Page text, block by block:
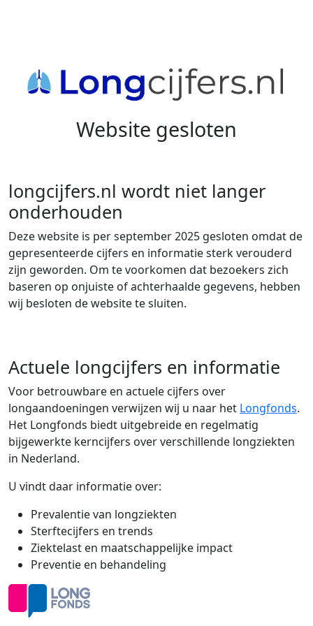
Website gesloten
longcijfers.nl wordt niet langer
onderhouden
Deze website is per september 2025 gesloten omdat de
gepresenteerde cijfers en informatie sterk verouderd
zijn geworden. Om te voorkomen dat bezoekers zich
baseren op onjuiste of achterhaalde gegevens, hebben
wij besloten de website te sluiten.
Actuele longcijfers en informatie
Voor betrouwbare en actuele cijfers over
longaandoeningen verwijzen wij u naar het Longfonds.
Het Longfonds biedt uitgebreide en regelmatig
bijgewerkte kerncijfers over verschillende longziekten
in Nederland.
U vindt daar informatie over:
Prevalentie van longziekten
Sterftecijfers en trends
Ziektelast en maatschappelijke impact
Preventie en behandeling